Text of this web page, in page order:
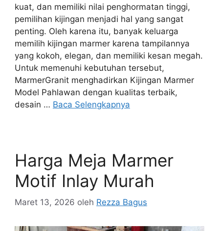
kuat, dan memiliki nilai penghormatan tinggi,
pemilihan kijingan menjadi hal yang sangat
penting. Oleh karena itu, banyak keluarga
memilih kijingan marmer karena tampilannya
yang kokoh, elegan, dan memiliki kesan megah.
Untuk memenuhi kebutuhan tersebut,
MarmerGranit menghadirkan Kijingan Marmer
Model Pahlawan dengan kualitas terbaik,
desain … Baca Selengkapnya
Harga Meja Marmer
Motif Inlay Murah
Maret 13, 2026 oleh Rezza Bagus